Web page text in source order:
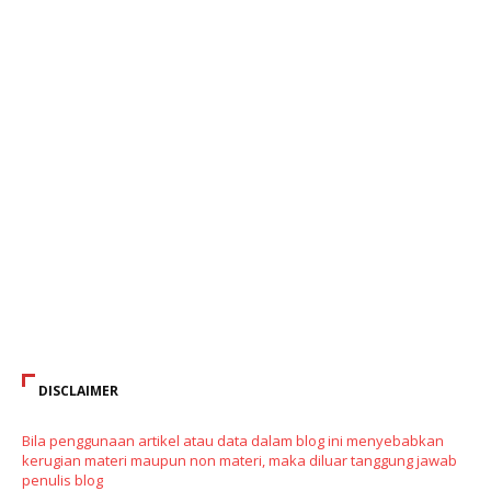
DISCLAIMER
Bila penggunaan artikel atau data dalam blog ini menyebabkan
kerugian materi maupun non materi, maka diluar tanggung jawab
penulis blog